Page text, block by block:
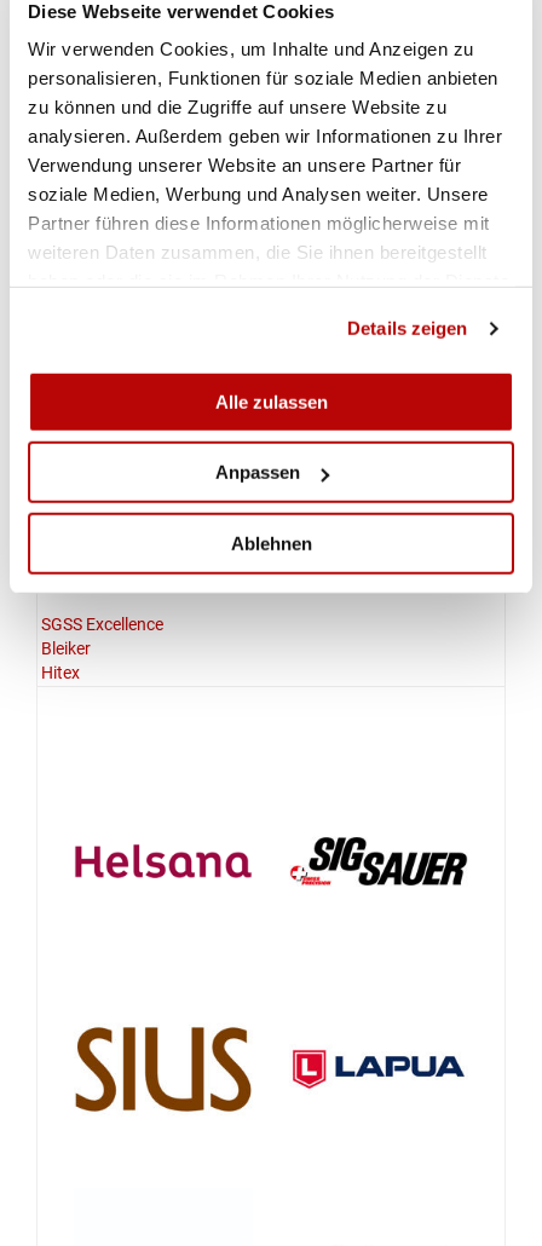
Diese Webseite verwendet Cookies
Wir verwenden Cookies, um Inhalte und Anzeigen zu
personalisieren, Funktionen für soziale Medien anbieten
zu können und die Zugriffe auf unsere Website zu
analysieren. Außerdem geben wir Informationen zu Ihrer
Verwendung unserer Website an unsere Partner für
soziale Medien, Werbung und Analysen weiter. Unsere
Partner führen diese Informationen möglicherweise mit
weiteren Daten zusammen, die Sie ihnen bereitgestellt
Details zeigen
Alle zulassen
Anpassen
Ablehnen
9. Rang
Gewehr 50m Dreistellung
12. Rang
Gewehr 10m
1. Rang
Gewehr 300m liegend Frauen/
2. Rang
Gewehr 50m liegend
6. Rang
Gewehr 50m Dreistellung
6. Rang
2. Rang
Gewehr 10m
3. Rang
Gewehr 10m Mixed Team
1. Rang
Gewehr 50m liegend Juniorinnen
Indoor Swiss Shooting AG
Optiker Svec
Update Fitness
SGSS Excellence
Bleiker
Hitex